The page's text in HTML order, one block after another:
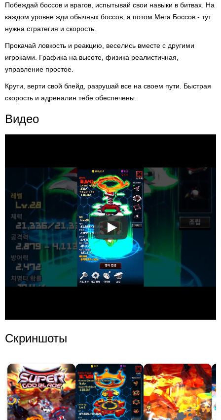
Побеждай боссов и врагов, испытывай свои навыки в битвах. На
каждом уровне жди обычных боссов, а потом Мега Боссов - тут
нужна стратегия и скорость.
Прокачай ловкость и реакцию, веселись вместе с другими
игроками. Графика на высоте, физика реалистичная,
управление простое.
Крути, верти свой блейд, разрушай все на своем пути. Быстрая
скорость и адреналин тебе обеспечены.
Видео
Скриншоты